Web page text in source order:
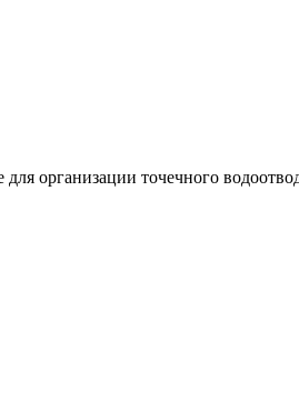
организации точечного